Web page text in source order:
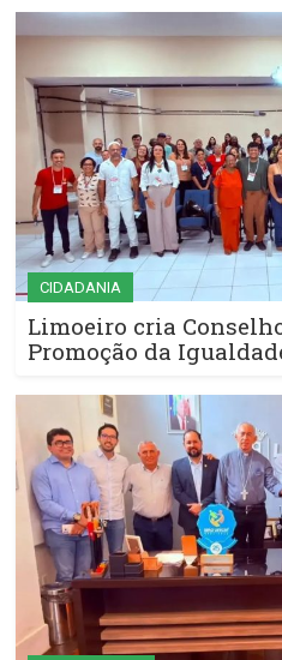
CIDADANIA
Limoeiro cria
Promoção da